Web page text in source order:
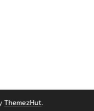
ThemezHut.